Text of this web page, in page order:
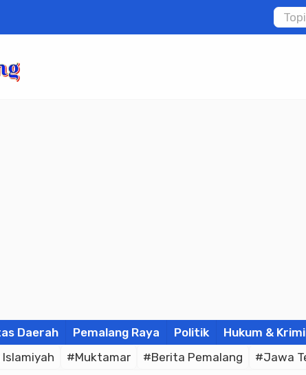
Daerah Pemalang Raya Politik Hukum &
#Muktamar #Berita Pemalang #Jawa